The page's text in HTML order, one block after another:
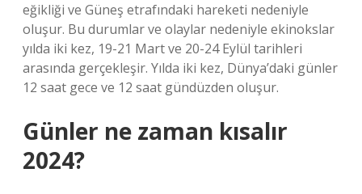
eğikliği ve Güneş etrafındaki hareketi nedeniyle
oluşur. Bu durumlar ve olaylar nedeniyle ekinokslar
yılda iki kez, 19-21 Mart ve 20-24 Eylül tarihleri ​​
arasında gerçekleşir. Yılda iki kez, Dünya’daki günler
12 saat gece ve 12 saat gündüzden oluşur.
Günler ne zaman kısalır
2024?